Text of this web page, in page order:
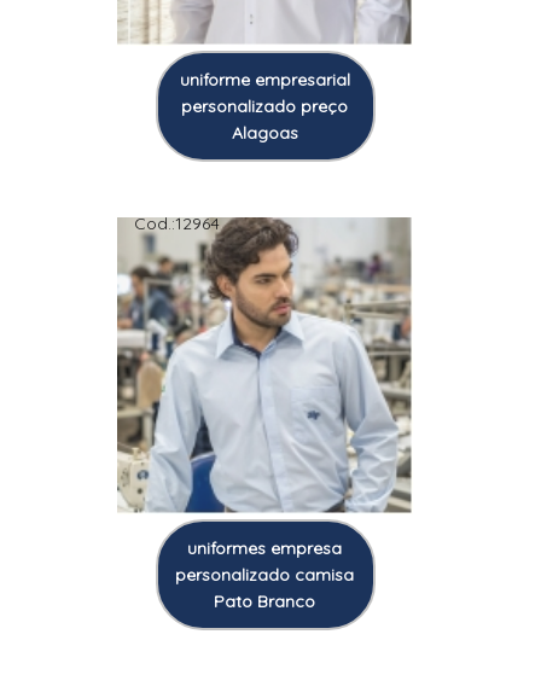
uniforme empresarial
personalizado preço
Alagoas
Cod.:12964
uniformes empresa
personalizado camisa
Pato Branco